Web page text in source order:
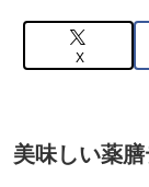
X
美味しい薬